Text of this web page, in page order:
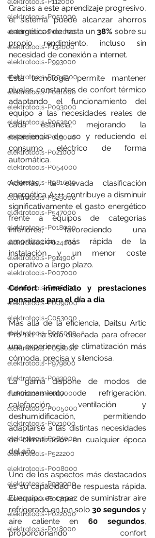
elektrotools-P051000
elektrotools-P012000
elektrotools-P132000
elektrotools-P993000
elektrotools-P004000
elektrotools-P081000
elektrotools-P093000
elektrotools-P053000
elektrotools-P019000
elektrotools-P021000
elektrotools-P054000
elektrotools-P081000
elektrotools-P929000
elektrotools-P547000
elektrotools-P018000
elektrotools-P024000
elektrotools-P914900
elektrotools-P007000
elektrotools-P026000
elektrotools-P009000
elektrotools-C053000
elektrotools-P025000
elektrotools-P058000
elektrotools-P979800
elektrotools-P033000
elektrotools-P007000
elektrotools-P005000
elektrotools-P021000
elektrotools-P085000
elektrotools-P522200
elektrotools-P008000
elektrotools-P929000
elektrotools-P017000
elektrotools-P022000
elektrotools-P018000
Gracias a este aprendizaje progresivo,
el sistema puede alcanzar ahorros
energéticos de hasta un 38% sobre su
propio rendimiento, incluso sin
necesidad de conexión a internet.
Esta tecnología permite mantener
niveles constantes de confort térmico
adaptando el funcionamiento del
equipo a las necesidades reales de
cada estancia, mejorando la
experiencia de uso y reduciendo el
consumo eléctrico de forma
automática.
Además, la elevada clasificación
energética A+++ contribuye a disminuir
significativamente el gasto energético
frente a equipos de categorías
inferiores, favoreciendo una
amortización más rápida de la
instalación y un menor coste
operativo a largo plazo.
Confort inmediato y prestaciones
pensadas para el día a día
Más allá de la eficiencia, Daitsu Artic
Pro 1x1 ha sido diseñada para ofrecer
una experiencia de climatización más
cómoda, precisa y silenciosa.
La gama dispone de modos de
funcionamiento de refrigeración,
calefacción, ventilación y
deshumidificación, permitiendo
adaptarse a las distintas necesidades
de climatización en cualquier época
del año.
Uno de los aspectos más destacados
es su capacidad de respuesta rápida.
El equipo es capaz de suministrar aire
refrigerado en tan solo 30 segundos y
aire caliente en 60 segundos,
proporcionando confort